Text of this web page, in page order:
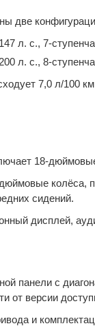
две
л. с., 7-
л. с., 8-
7,0 л/100
18-
колёса,
сидений.
дисплей,
панели с
от версии
и